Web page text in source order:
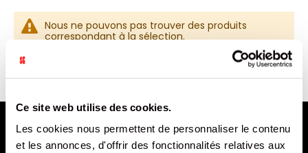
Ce site web utilise des cookies.
Les cookies nous permettent de personnaliser le contenu
et les annonces, d'offrir des fonctionnalités relatives aux
Nous ne pouvons pas trouver des produits
correspondant à la sélection.